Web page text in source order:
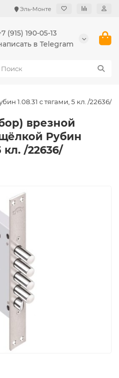
Эль-Монте
(915) 190-05-13
в Telegram
1.08.31 с тягами, 5 кл. /22636/
врезной
Рубин
кл. /22636/